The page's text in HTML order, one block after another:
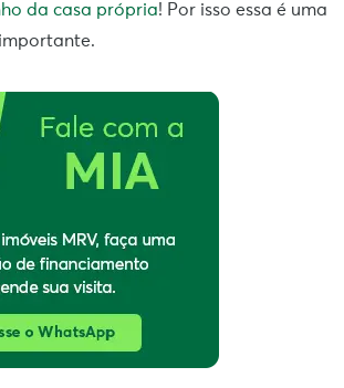
da casa própria! Por isso essa é uma